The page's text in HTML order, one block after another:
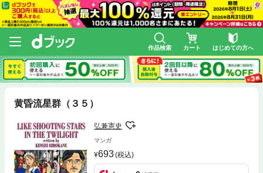
作品検索 カート はじめての方へ
黄昏流星群（３５）
弘兼憲史
マンガ
693(税込)